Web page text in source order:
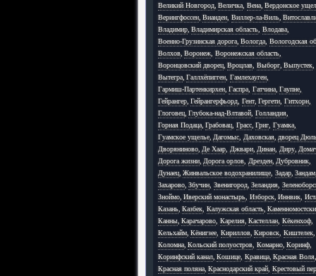
Великий Новгород, Величка Вена, Вердонское
Верингфоссен, Вианден Виллер-ла-Виль,
Владимир, Владимирская область Влодава,
Военно-Грузинская дорога, Вологда Вологодская
Волхов, Воронеж Воронежская область,
Воронцовский дворец, Вроцлав, Выборг, Выпустек
Вытегра, Галлхёпигген Гамлехауген,
Гармиш-Партенкирхен, Гаспра Гатчина, Гаупне,
Гейрангер, Гейрангерфьорд, Гент, Гергети Гитхорн,
Глоговец, Глубока-над-Влтавой, Голландия,
Горная Подаца, Грабовац Грасс, Григ Гуамка,
Гуамское ущелье, Дагомыс Даховская, дворец
Дворяниново, Де Хаар Джвари, Динан Диру,
Дорога жизни, Дорога орлов, Дрезден, Дубровник
Дунаец, Жинвальское водохранилище, Задар, Зандам
Захарово, Збучин Звенигород, Зеландия,
Зноймо, Иверский монастырь Изборск, Иннвик
Казань, Казбек Калужская область,
Канны, Карачарово Карелия, Кастеллан Кёкенхоф,
Кельхайм, Кёнигзее, Кириллов, Кировск Киштелек,
Коломна, Кольский полуостров, Комарно, Коринф,
Коринфский канал, Кошице, Кравица, Красная Воля
Красная поляна, Краснодарский край, Крестовый